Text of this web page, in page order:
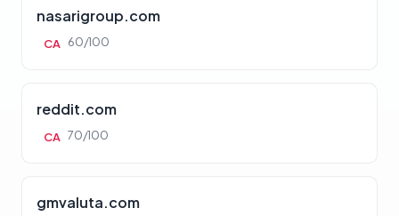
nasarigroup.com
CA 60/100
reddit.com
CA 70/100
gmvaluta.com